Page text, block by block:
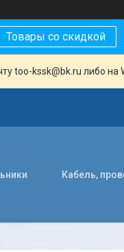
Товары со скидкой
too-kssk@bk.ru либо на
Кабель,